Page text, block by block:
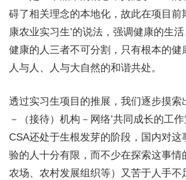
碍了相关理念的本地化，故此在项目前
康农业实习生’的说法，强调健康的生
健康的人三者不可分割，只有根本的健
人与人、人与大自然的和谐共处。
透过实习生项目的推展，我们逐步摸索
－（接待）机构－网络’共同成长的工
CSA还处于生根发芽的阶段，国内对这
验的人十分有限，而不少在探索这事情
农场、农村发展组织等）又苦于人手不